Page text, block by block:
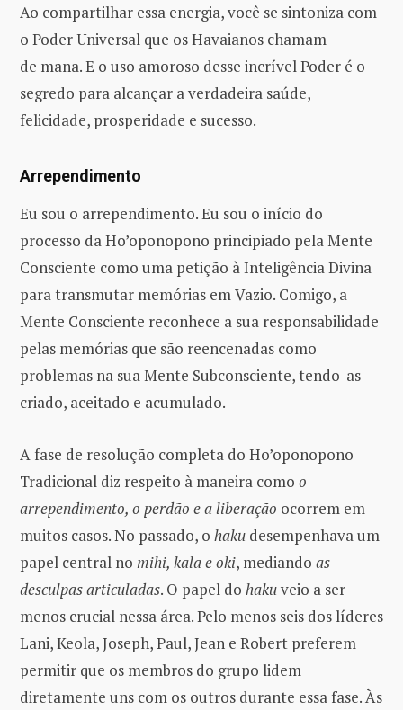
Ao compartilhar essa energia, você se sintoniza com
o Poder Universal que os Havaianos chamam
de mana. E o uso amoroso desse incrível Poder é o
segredo para alcançar a verdadeira saúde,
felicidade, prosperidade e sucesso.
Arrependimento
Eu sou o arrependimento. Eu sou o início do
processo da Ho’oponopono principiado pela Mente
Consciente como uma petição à Inteligência Divina
para transmutar memórias em Vazio. Comigo, a
Mente Consciente reconhece a sua responsabilidade
pelas memórias que são reencenadas como
problemas na sua Mente Subconsciente, tendo-as
criado, aceitado e acumulado.
A fase de resolução completa do Ho’oponopono
Tradicional diz respeito à maneira como o
arrependimento, o perdão e a liberação ocorrem em
muitos casos. No passado, o haku desempenhava um
papel central no mihi, kala e oki, mediando as
desculpas articuladas. O papel do hakuveio a ser
menos crucial nessa área. Pelo menos seis dos líderes
Lani, Keola, Joseph, Paul, Jean e Robert preferem
permitir que os membros do grupo lidem
diretamente uns com os outros durante essa fase. Às